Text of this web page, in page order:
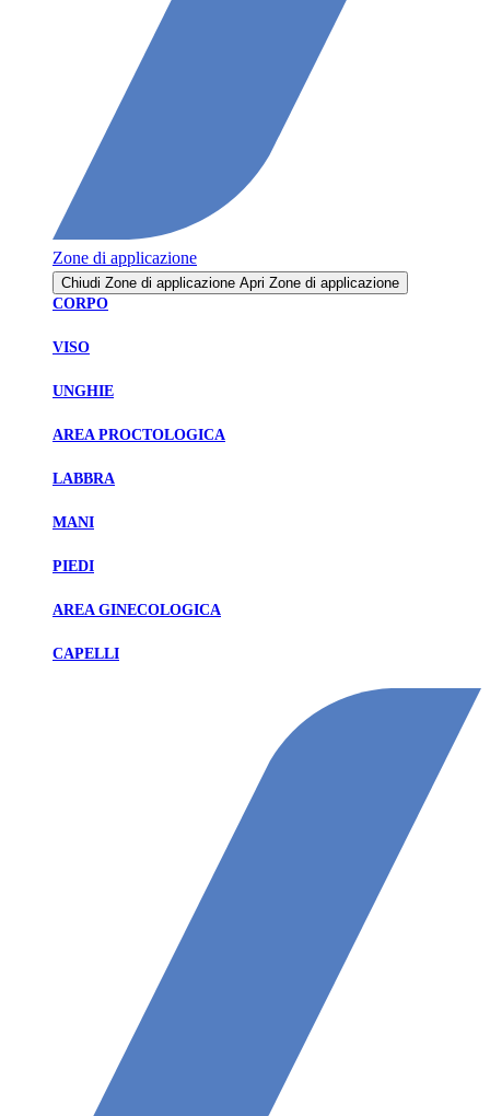
Zone di applicazione
Chiudi Zone di applicazione Apri Zone di applicazione
CORPO
VISO
UNGHIE
AREA PROCTOLOGICA
LABBRA
MANI
PIEDI
AREA GINECOLOGICA
CAPELLI